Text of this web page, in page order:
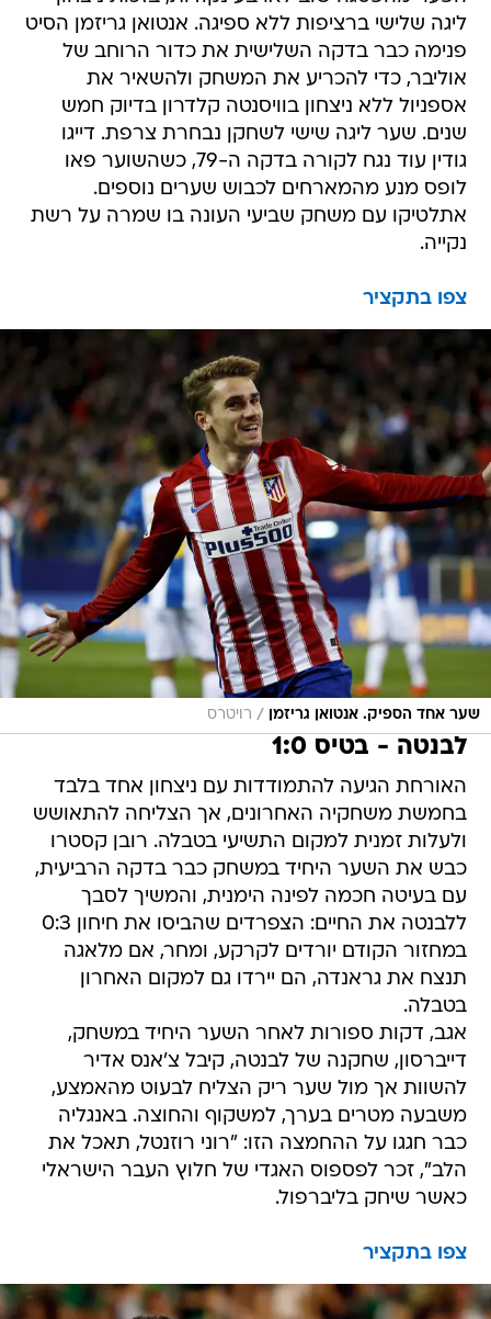
ליגה שלישי ברציפות ללא ספיגה. אנטואן גריזמן הסיט
פנימה כבר בדקה השלישית את כדור הרוחב של
אוליבר, כדי להכריע את המשחק ולהשאיר את
אספניול ללא ניצחון בוויסנטה קלדרון בדיוק חמש
שנים. שער ליגה שישי לשחקן נבחרת צרפת. דייגו
גודין עוד נגח לקורה בדקה ה-79, כשהשוער פאו
לופס מנע מהמארחים לכבוש שערים נוספים.
אתלטיקו עם משחק שביעי העונה בו שמרה על רשת
נקייה.
צפו בתקציר
שער אחד הספיק. אנטואן גריזמן / רויטרס
לבנטה - בטיס 1:0
האורחת הגיעה להתמודדות עם ניצחון אחד בלבד
בחמשת משחקיה האחרונים, אך הצליחה להתאושש
ולעלות זמנית למקום התשיעי בטבלה. רובן קסטרו
כבש את השער היחיד במשחק כבר בדקה הרביעית,
עם בעיטה חכמה לפינה הימנית, והמשיך לסבך
ללבנטה את החיים: הצפרדים שהביסו את חיחון 0:3
במחזור הקודם יורדים לקרקע, ומחר, אם מלאגה
תנצח את גראנדה, הם יירדו גם למקום האחרון
בטבלה.
אגב, דקות ספורות לאחר השער היחיד במשחק,
דייברסון, שחקנה של לבנטה, קיבל צ'אנס אדיר
להשוות אך מול שער ריק הצליח לבעוט מהאמצע,
משבעה מטרים בערך, למשקוף והחוצה. באנגליה
כבר חגגו על ההחמצה הזו: "רוני רוזנטל, תאכל את
הלב", זכר לפספוס האגדי של חלוץ העבר הישראלי
כאשר שיחק בליברפול.
צפו בתקציר